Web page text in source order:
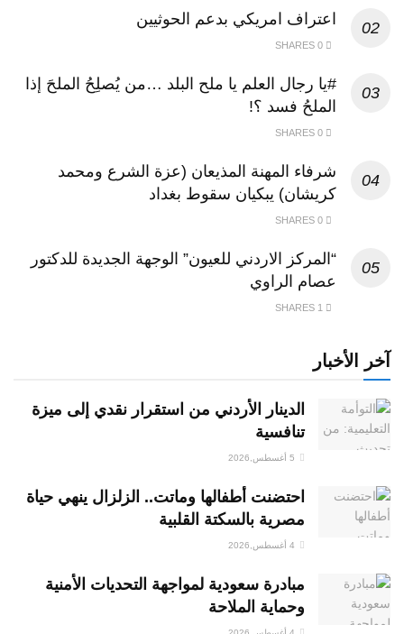
اعتراف امريكي بدعم الحوثيين
#يا رجال العلم يا ملح البلد …من يُصلِحُ الملحَ إذا
الملحُ فسد ؟!
شرفاء المهنة المذيعان (عزة الشرع ومحمد
كريشان) يبكيان سقوط بغداد
“المركز الاردني للعيون” الوجهة الجديدة للدكتور
عصام الراوي
آخر الأخبار
الدينار الأردني من استقرار نقدي إلى ميزة
تنافسية
احتضنت أطفالها وماتت.. الزلزال ينهي حياة
مصرية بالسكتة القلبية
مبادرة سعودية لمواجهة التحديات الأمنية
وحماية الملاحة